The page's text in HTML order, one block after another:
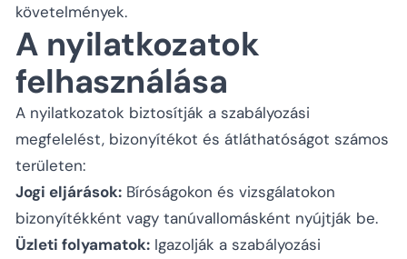
követelmények.
A nyilatkozatok
felhasználása
A nyilatkozatok biztosítják a szabályozási
megfelelést, bizonyítékot és átláthatóságot számos
területen:
Jogi eljárások: Bíróságokon és vizsgálatokon
bizonyítékként vagy tanúvallomásként nyújtják be.
Üzleti folyamatok: Igazolják a szabályozási